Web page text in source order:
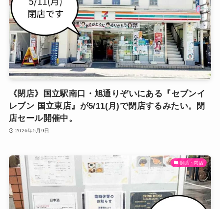
《閉店》国立駅南口・旭通りぞいにある『セブンイ
レブン 国立東店』が5/11(月)で閉店するみたい。閉
店セール開催中。
2026年5月9日
開店・閉店